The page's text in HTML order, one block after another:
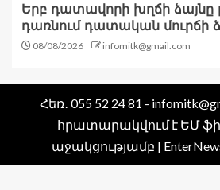
Երբ դատավորի խղճի ձայնը
դառնում դատական մուրճի
08/08/2026 infomitk@gmail.com
Հեռ․ 055 52 24 81 -
հրատարակվում է ԵՄ
աջակցությամբ |